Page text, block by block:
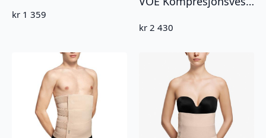
kr 1 359
kr 2 430